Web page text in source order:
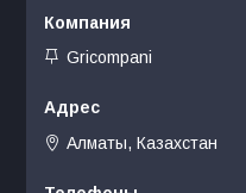
Gricompani
Алматы, Казахстан